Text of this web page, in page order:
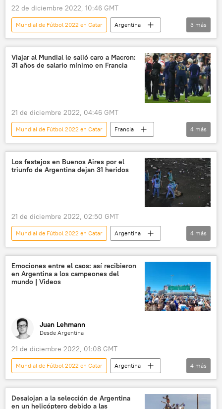
22 de diciembre 2022, 10:46 GMT
Mundial de Fútbol 2022 en Catar
Argentina
⚽ Deportes
FIFA fútbol
3 más
Viajar al Mundial le salió caro a Macron:
31 años de salario mínimo en Francia
21 de diciembre 2022, 04:46 GMT
Mundial de Fútbol 2022 en Catar
Francia
Emmanuel Macron
dióxido de carbono
medioambiente
Catar
4 más
Los festejos en Buenos Aires por el
triunfo de Argentina dejan 31 heridos
21 de diciembre 2022, 02:50 GMT
Mundial de Fútbol 2022 en Catar
Argentina
⚽ Deportes
Buenos Aires
Lionel Messi
4 más
Emociones entre el caos: así recibieron
en Argentina a los campeones del
mundo | Videos
Juan Lehmann
Desde Argentina
21 de diciembre 2022, 01:08 GMT
Mundial de Fútbol 2022 en Catar
Argentina
Buenos Aires
festejos
sociedad
📝 Reportajes
4 más
Desalojan a la selección de Argentina
en un helicóptero debido a las